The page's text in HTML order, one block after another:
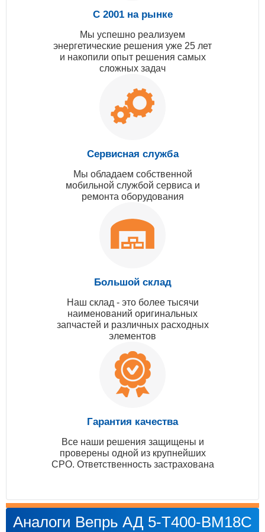
С 2001 на рынке
Мы успешно реализуем
энергетические решения уже 25 лет
и накопили опыт решения самых
сложных задач
Сервисная служба
Мы обладаем собственной
мобильной службой сервиса и
ремонта оборудования
Большой склад
Наш склад - это более тысячи
наименований оригинальных
запчастей и различных расходных
элементов
Гарантия качества
Все наши решения защищены и
проверены одной из крупнейших
СРО. Ответственность застрахована
Аналоги Вепрь АД 5-T400-BM18C